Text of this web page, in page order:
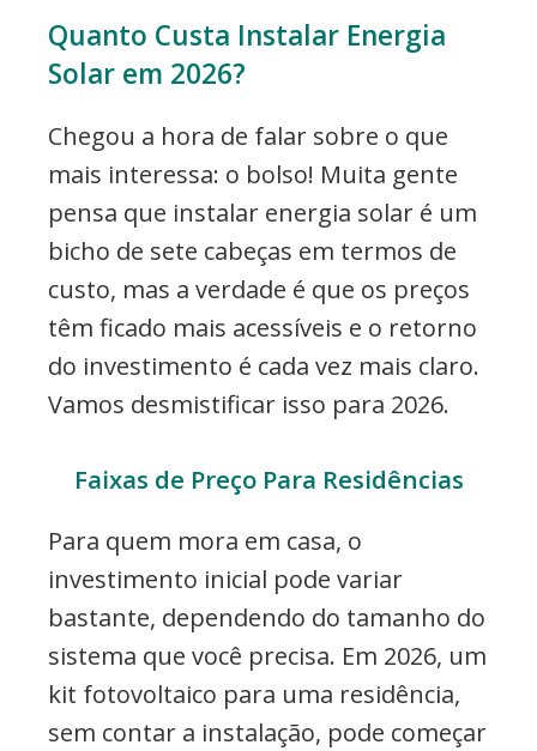
Quanto Custa Instalar Energia
Solar em 2026?
Chegou a hora de falar sobre o que
mais interessa: o bolso! Muita gente
pensa que instalar energia solar é um
bicho de sete cabeças em termos de
custo, mas a verdade é que os preços
têm ficado mais acessíveis e o retorno
do investimento é cada vez mais claro.
Vamos desmistificar isso para 2026.
Faixas de Preço Para Residências
Para quem mora em casa, o
investimento inicial pode variar
bastante, dependendo do tamanho do
sistema que você precisa. Em 2026, um
kit fotovoltaico para uma residência,
sem contar a instalação, pode começar